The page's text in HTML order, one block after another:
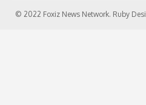
© 2022 Foxiz News Network. Ruby